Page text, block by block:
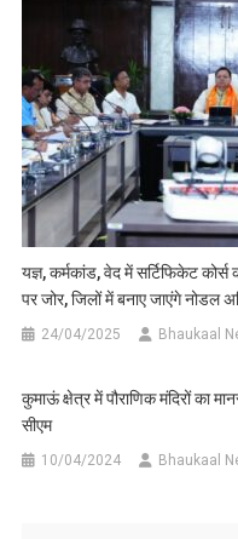
यज्ञ, कर्मकांड, वेद में सर्टिफिकेट
पर जोर, जिलों में बनाए जाएंगे नोडल
24/04/2025 Bhaukaal
कुमाऊं क्षेत्र में पौराणिक मंदिरों का
सीएम
10/04/2024 Bhaukaal